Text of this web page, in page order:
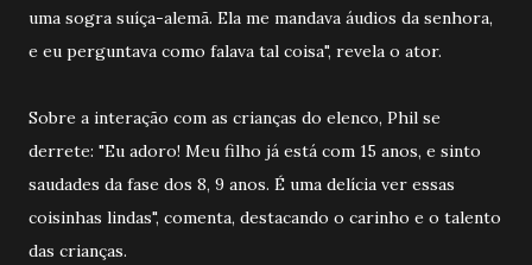
uma sogra suíça-alemã. Ela me mandava áudios da senhora,
e eu perguntava como falava tal coisa", revela o ator.
Sobre a interação com as crianças do elenco, Phil se
derrete: "Eu adoro! Meu filho já está com 15 anos, e sinto
saudades da fase dos 8, 9 anos. É uma delícia ver essas
coisinhas lindas", comenta, destacando o carinho e o talento
das crianças.